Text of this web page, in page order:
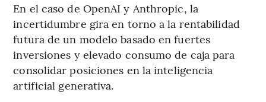
En el caso de OpenAI y Anthropic, la
incertidumbre gira en torno a la rentabilidad
futura de un modelo basado en fuertes
inversiones y elevado consumo de caja para
consolidar posiciones en la inteligencia
artificial generativa.